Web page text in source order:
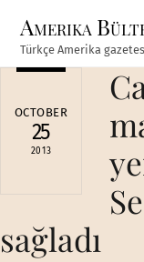
content
Amerika
Türkçe Amerika
OCTOBER
25
2013
sağladı